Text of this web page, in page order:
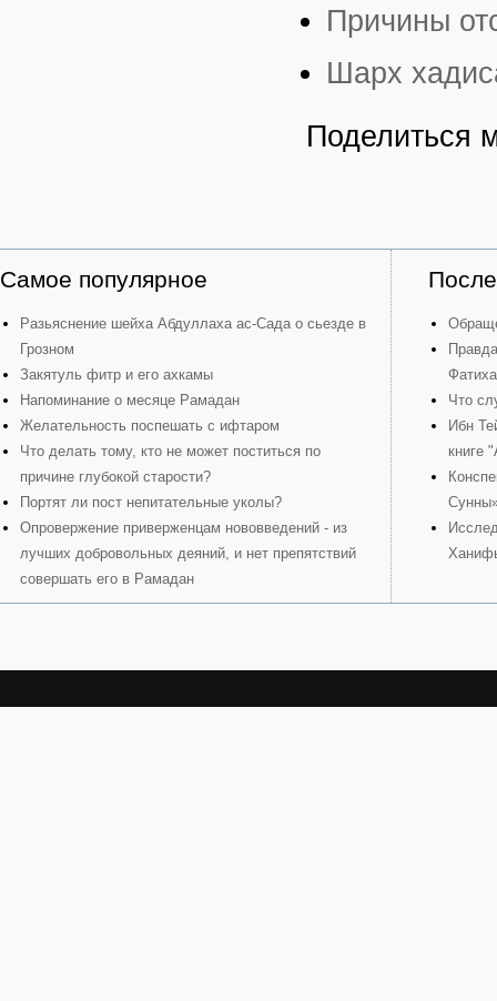
Причины
Шарх
Поделиться
Самое популярное
Разьяснение шейха Абдуллаха ас-Сада о сьезде в
Грозном
Закятуль фитр и его ахкамы
Напоминание о месяце Рамадан
Желательность поспешать с ифтаром
Что делать тому, кто не может поститься по
причине глубокой старости?
Портят ли пост непитательные уколы?
Опровержение приверженцам нововведений - из
лучших добровольных деяний, и нет препятствий
совершать его в Рамадан
Что
Ибн
книге